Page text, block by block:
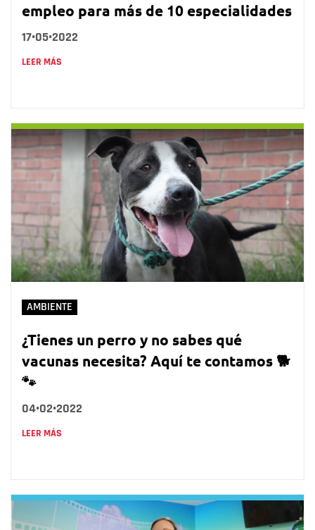
empleo para más de 10 especialidades
17•05•2022
LEER MÁS
AMBIENTE
¿Tienes un perro y no sabes qué
vacunas necesita? Aquí te contamos 🐕
🐾
04•02•2022
LEER MÁS